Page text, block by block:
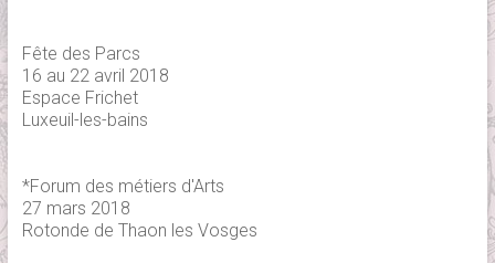
Fête des Parcs
16 au 22 avril 2018
Espace Frichet
Luxeuil-les-bains
*Forum des métiers d'Arts
27 mars 2018
Rotonde de Thaon les Vosges